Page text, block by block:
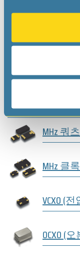
MHz AT-cut 발진
MHz 쿼
MHz 클
VCXO (
OCXO (